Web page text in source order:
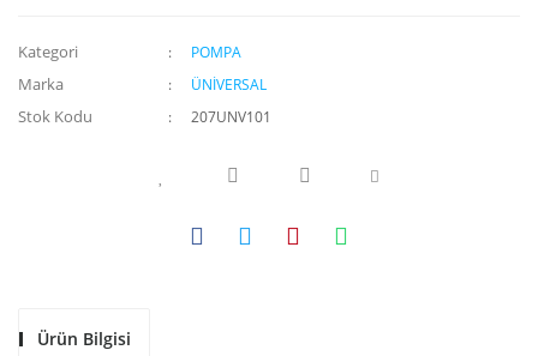
Kategori POMPA
Marka ÜNİVERSAL
Stok Kodu 207UNV101
Ürün Bilgisi